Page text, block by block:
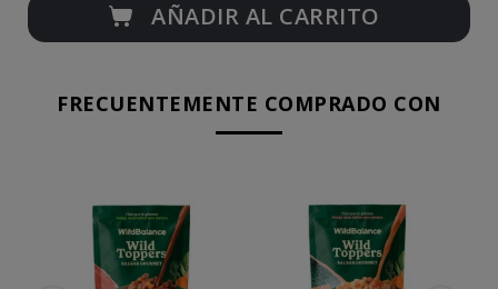
AÑADIR AL CARRITO
FRECUENTEMENTE COMPRADO CON